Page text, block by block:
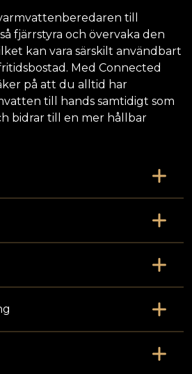
till
fjärrstyra och övervaka den
kan vara särskilt användbart
Med Connected
på att du alltid har
till hands samtidigt som
bidrar till en mer hållbar